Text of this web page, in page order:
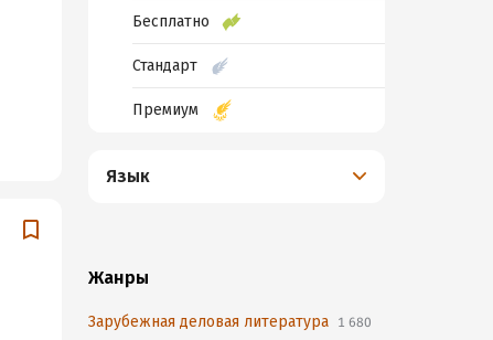
Бесплатно
Стандарт
Премиум
Язык
Жанры
Зарубежная деловая литература 1 680